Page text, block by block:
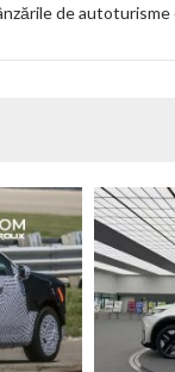
de autoturisme